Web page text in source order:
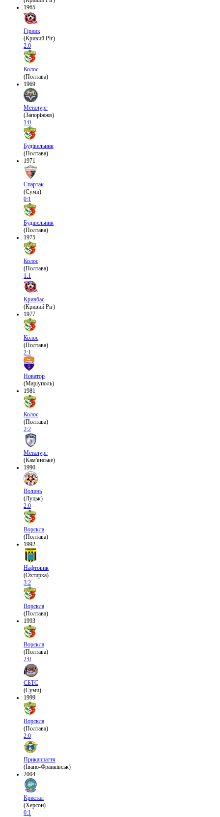
1965
Гірник
(Кривий Ріг)
2:0
Колос
(Полтава)
1969
Металург
(Запоріжжя)
1:0
Будівельник
(Полтава)
1971
Спартак
(Суми)
0:1
Будівельник
(Полтава)
1975
Колос
(Полтава)
1:1
Кривбас
(Кривий Ріг)
1977
Колос
(Полтава)
2:1
Новатор
(Маріуполь)
1981
Колос
(Полтава)
2:2
Металург
(Кам'янське)
1990
Волинь
(Луцьк)
2:0
Ворскла
(Полтава)
1992
Нафтовик
(Охтирка)
3:2
Ворскла
(Полтава)
1993
Ворскла
(Полтава)
2:0
СБТС
(Суми)
1999
Ворскла
(Полтава)
2:0
Прикарпаття
(Івано-Франківськ)
2004
Кристал
(Херсон)
0:1